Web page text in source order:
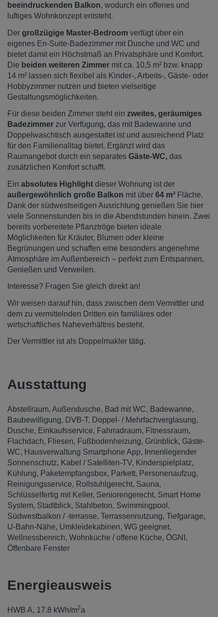
beeindruckenden Balkon, wodurch ein offenes und
luftiges Wohnkonzept entsteht.
Der großzügige Master-Bedroom verfügt über ein
eigenes En-Suite-Badezimmer mit Dusche und WC und
bietet damit ein Höchstmaß an Privatsphäre und Komfort.
Die beiden weiteren Zimmer mit ca. 10,5 m² bzw. knapp
14 m² lassen sich flexibel als Kinder-, Arbeits-, Gäste- oder
Hobbyzimmer nutzen und bieten vielseitige
Gestaltungsmöglichkeiten.
Für diese beiden Zimmer steht ein zweites, geräumiges
Badezimmer zur Verfügung, das mit Badewanne und
Doppelwaschtisch ausgestattet ist und ausreichend Platz
für den Familienalltag bietet. Ergänzt wird das
Raumangebot durch ein separates Gäste-WC, das
zusätzlichen Komfort schafft.
Ein absolutes Highlight dieser Wohnung ist der
außergewöhnlich große Balkon mit über 64 m² Fläche.
Dank der südwestseitigen Ausrichtung genießen Sie hier
viele Sonnenstunden bis in die Abendstunden hinein. Zwei
bereits vorbereitete Pflanztröge bieten ideale
Möglichkeiten für Kräuter, Blumen oder kleine
Begrünungen und schaffen eine besonders angenehme
Atmosphäre im Außenbereich – perfekt zum Entspannen,
Genießen und Verweilen.
Interesse? Fragen Sie gleich direkt an!
Wir weisen darauf hin, dass zwischen dem Vermittler und
dem zu vermittelnden Dritten ein familiäres oder
wirtschaftliches Naheverhältnis besteht.
Der Vermittler ist als Doppelmakler tätig.
Ausstattung
Abstellraum Außendusche Bad mit WC
Badewanne
Baubewilligung
DVB-T
Doppel- / Mehrfachverglasung
Dusche
Einkaufsservice Fahrradraum
Fitnessraum
Flachdach
Fliesen Fußbodenheizung Grünblick Gäste-
WC
Hausverwaltung Smartphone App
Innenliegender
Sonnenschutz
Kabel / Satelliten-TV
Kinderspielplatz
Kühlung
Paketempfangsbox Parkett
Personenaufzug
Reinigungsservice
Rollstuhlgerecht Sauna
Schlüsselfertig mit Keller Seniorengerecht Smart Home
System Stadtblick Stahlbeton Swimmingpool
Südwestbalkon / -terrasse Terrassennutzung Tiefgarage
U-Bahn-Nähe Umkleidekabinen WG geeignet
Wellnessbereich Wohnküche / offene Küche ÖGNI
Öffenbare Fenster
Energieausweis
HWB A, 17.8 kWh/m2a